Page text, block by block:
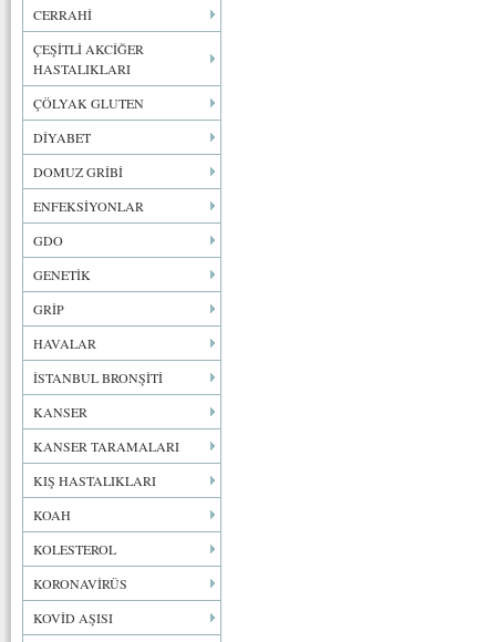
CERRAHİ
ÇEŞİTLİ AKCİĞER
HASTALIKLARI
ÇÖLYAK GLUTEN
DİYABET
DOMUZ GRİBİ
ENFEKSİYONLAR
GDO
GENETİK
GRİP
HAVALAR
İSTANBUL BRONŞİTİ
KANSER
KANSER TARAMALARI
KIŞ HASTALIKLARI
KOAH
KOLESTEROL
KORONAVİRÜS
KOVİD AŞISI